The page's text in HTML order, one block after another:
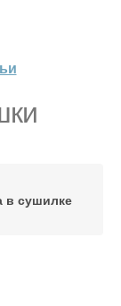
в сушилке